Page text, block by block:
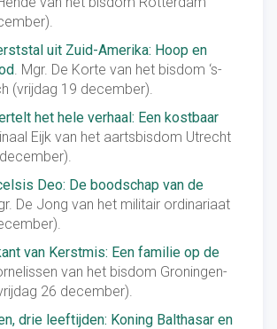
uit Zuid-Amerika: Hoop en
. Mgr. De Korte van het bisdom ‘s-
(vrijdag 19 december).
het hele verhaal: Een kostbaar
Eijk van het aartsbisdom Utrecht
Deo: De boodschap van de
De Jong van het militair ordinariaat
van Kerstmis: Een familie op de
van het bisdom Groningen-
26 december).
drie leeftijden: Koning Balthasar en